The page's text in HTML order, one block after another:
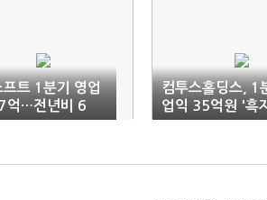
프트 1분기 영업
억…전년비 6
컴투스홀딩스, 1
업익 35억원 '흑